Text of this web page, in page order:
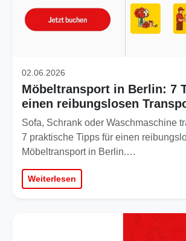
02.06.2026
Möbeltransport in Berlin: 7
einen reibungslosen
Sofa, Schrank oder Waschmaschine
7 praktische Tipps für einen
Möbeltransport in Berlin.…
Weiterlesen